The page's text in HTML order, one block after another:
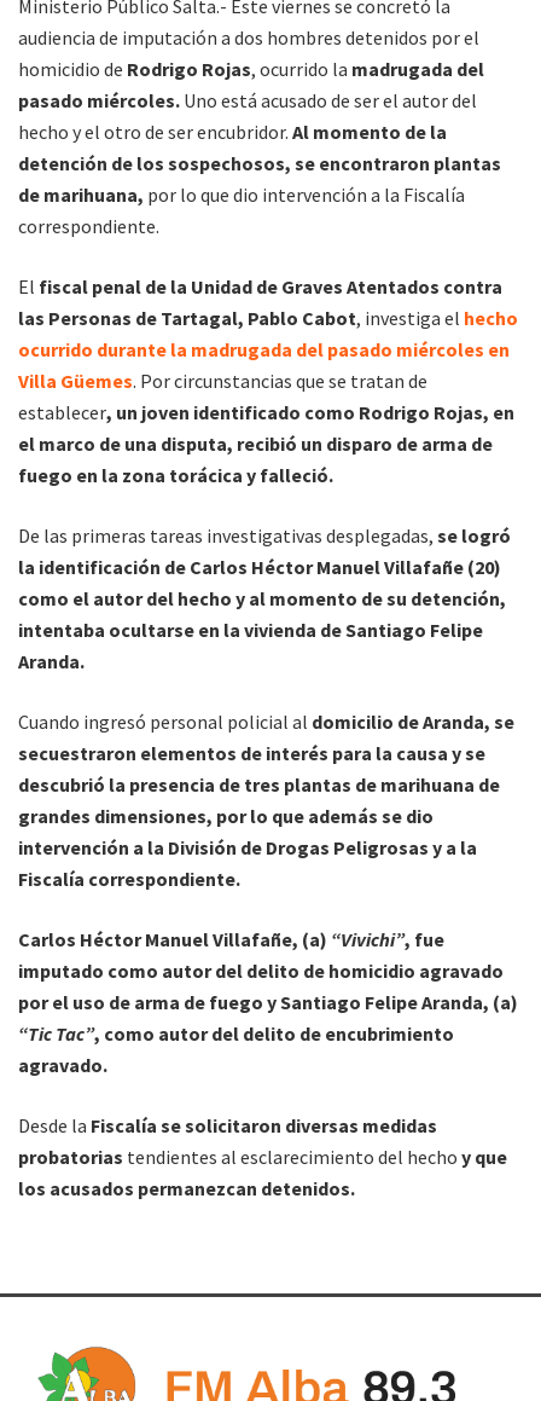
Ministerio Público Salta.- Este viernes se concretó la
audiencia de imputación a dos hombres detenidos por el
homicidio de Rodrigo Rojas, ocurrido la madrugada del
pasado miércoles. Uno está acusado de ser el autor del
hecho y el otro de ser encubridor. Al momento de la
detención de los sospechosos, se encontraron plantas
de marihuana, por lo que dio intervención a la Fiscalía
correspondiente.
El fiscal penal de la Unidad de Graves Atentados contra
las Personas de Tartagal, Pablo Cabot, investiga el hecho
ocurrido durante la madrugada del pasado miércoles en
Villa Güemes. Por circunstancias que se tratan de
establecer, un joven identificado como Rodrigo Rojas, en
el marco de una disputa, recibió un disparo de arma de
fuego en la zona torácica y falleció.
De las primeras tareas investigativas desplegadas, se logró
la identificación de Carlos Héctor Manuel Villafañe (20)
como el autor del hecho y al momento de su detención,
intentaba ocultarse en la vivienda de Santiago Felipe
Aranda.
Cuando ingresó personal policial al domicilio de Aranda, se
secuestraron elementos de interés para la causa y se
descubrió la presencia de tres plantas de marihuana de
grandes dimensiones, por lo que además se dio
intervención a la División de Drogas Peligrosas y a la
Fiscalía correspondiente.
Carlos Héctor Manuel Villafañe, (a) “Vivichi”, fue
imputado como autor del delito de homicidio agravado
por el uso de arma de fuego y Santiago Felipe Aranda, (a)
“Tic Tac”, como autor del delito de encubrimiento
agravado.
Desde la Fiscalía se solicitaron diversas medidas
probatorias tendientes al esclarecimiento del hecho y que
los acusados permanezcan detenidos.